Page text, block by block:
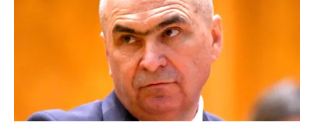
la 1 octombrie
Oficiuldestiri.ro
Atacurile cibernetice expun
vulnerabilitățile statului român: ANP
repetă scenariul e‑Terra. Ce ascund
comunicările oficiale și cine răspunde
pentru mentenanța IT a instituțiilor
publice